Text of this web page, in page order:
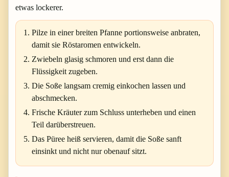
etwas lockerer.
Pilze in einer breiten Pfanne portionsweise anbraten,
damit sie Röstaromen entwickeln.
Zwiebeln glasig schmoren und erst dann die
Flüssigkeit zugeben.
Die Soße langsam cremig einkochen lassen und
abschmecken.
Frische Kräuter zum Schluss unterheben und einen
Teil darüberstreuen.
Das Püree heiß servieren, damit die Soße sanft
einsinkt und nicht nur obenauf sitzt.